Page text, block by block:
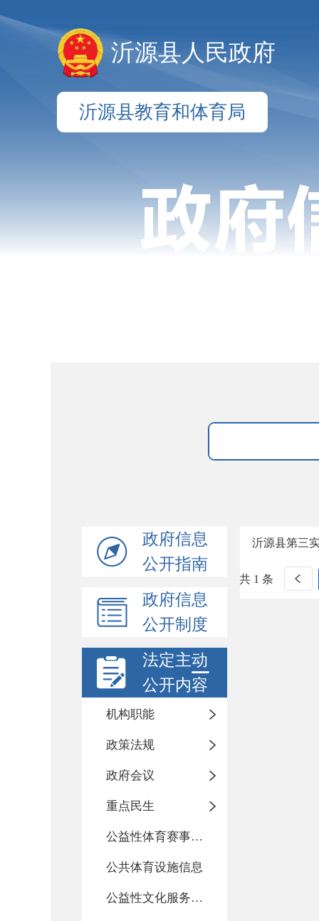
沂源县人民政府
沂源县教育和体育局
政府信息
公开指南
政府信息
公开制度
法定主动
公开内容
机构职能
政策法规
政府会议
重点民生
公益性体育赛事活动
公共体育设施信息
公益性文化服务活动
沂源县第三
共 1 条